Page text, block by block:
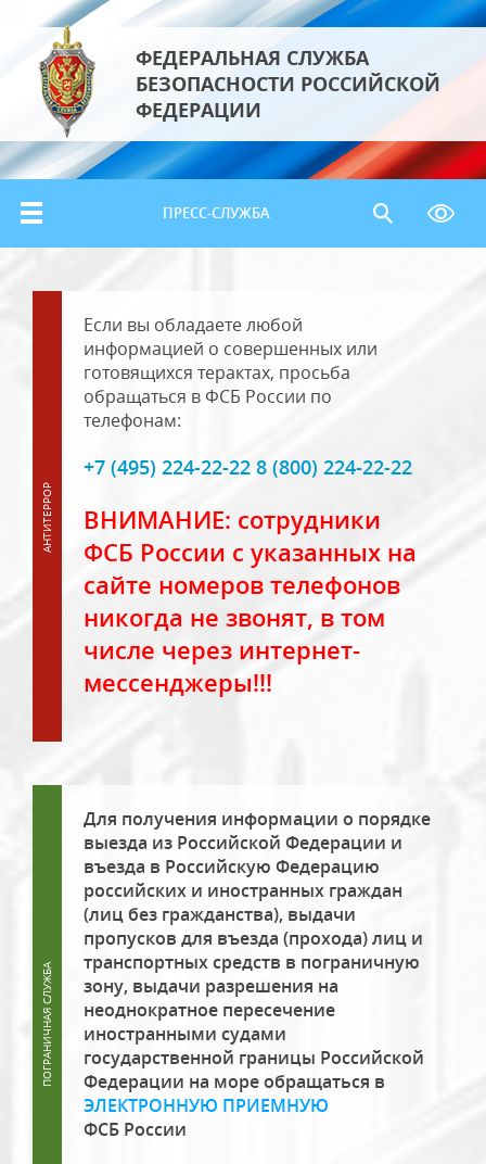
ФЕДЕРАЛЬНАЯ СЛУЖБА
БЕЗОПАСНОСТИ РОССИЙСКОЙ
ФЕДЕРАЦИИ
ПРЕСС-СЛУЖБА
Если вы обладаете любой
информацией о совершенных или
готовящихся терактах, просьба
обращаться в ФСБ России по
телефонам:
+7 (495) 224-22-22 8 (800) 224-22-22
ВНИМАНИЕ: сотрудники
ФСБ России с указанных на
сайте номеров телефонов
никогда не звонят, в том
числе через интернет-
мессенджеры!!!
Для получения информации о порядке
выезда из Российской Федерации и
въезда в Российскую Федерацию
российских и иностранных граждан
(лиц без гражданства), выдачи
пропусков для въезда (прохода) лиц и
транспортных средств в пограничную
зону, выдачи разрешения на
неоднократное пересечение
иностранными судами
государственной границы Российской
Федерации на море обращаться в
ЭЛЕКТРОННУЮ ПРИЕМНУЮ
ФСБ России